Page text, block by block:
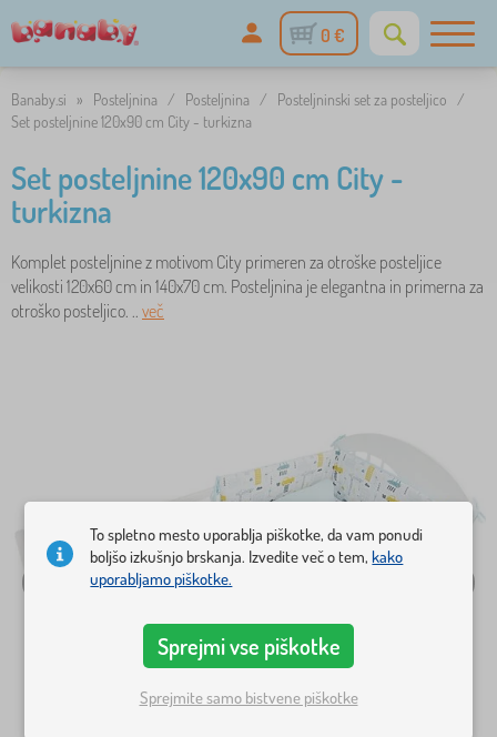
0 €
Banaby.si » Posteljnina / Posteljnina / Posteljninski set za posteljico
/
Set posteljnine 120x90 cm City - turkizna
Set posteljnine 120x90 cm City -
turkizna
Komplet posteljnine z motivom City primeren za otroške posteljice
velikosti 120x60 cm in 140x70 cm. Posteljnina je elegantna in primerna za
otroško posteljico. .. več
To spletno mesto uporablja piškotke, da vam ponudi
boljšo izkušnjo brskanja. Izvedite več o tem,kako
uporabljamo piškotke.
Sprejmi vse piškotke
Sprejmite samo bistvene piškotke